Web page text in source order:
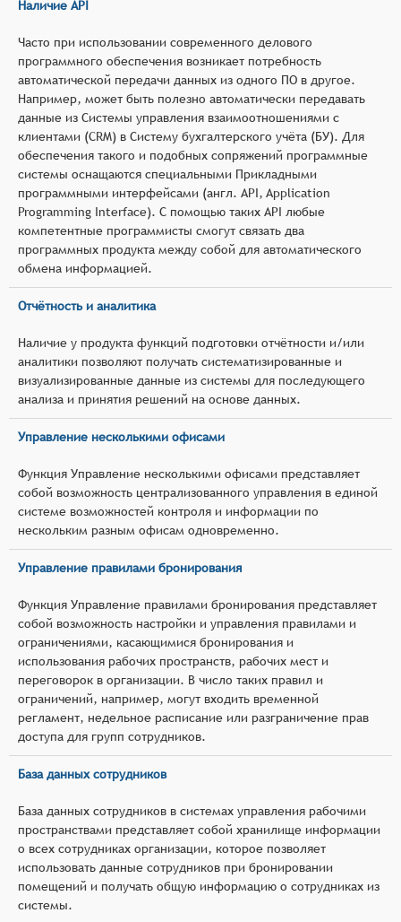
Наличие API
Часто при использовании современного делового
программного обеспечения возникает потребность
автоматической передачи данных из одного ПО в другое.
Например, может быть полезно автоматически передавать
данные из Системы управления взаимоотношениями с
клиентами (CRM) в Систему бухгалтерского учёта (БУ). Для
обеспечения такого и подобных сопряжений программные
системы оснащаются специальными Прикладными
программными интерфейсами (англ. API, Application
Programming Interface). С помощью таких API любые
компетентные программисты смогут связать два
программных продукта между собой для автоматического
обмена информацией.
Отчётность и аналитика
Наличие у продукта функций подготовки отчётности и/или
аналитики позволяют получать систематизированные и
визуализированные данные из системы для последующего
анализа и принятия решений на основе данных.
Управление несколькими офисами
Функция Управление несколькими офисами представляет
собой возможность централизованного управления в единой
системе возможностей контроля и информации по
нескольким разным офисам одновременно.
Управление правилами бронирования
Функция Управление правилами бронирования представляет
собой возможность настройки и управления правилами и
ограничениями, касающимися бронирования и
использования рабочих пространств, рабочих мест и
переговорок в организации. В число таких правил и
ограничений, например, могут входить временной
регламент, недельное расписание или разграничение прав
доступа для групп сотрудников.
База данных сотрудников
База данных сотрудников в системах управления рабочими
пространствами представляет собой хранилище информации
о всех сотрудниках организации, которое позволяет
использовать данные сотрудников при бронировании
помещений и получать общую информацию о сотрудниках из
системы.